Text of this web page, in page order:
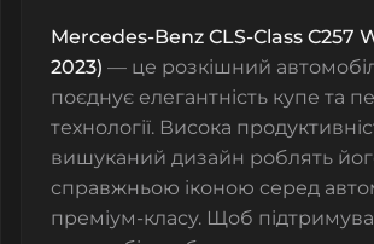
Mercedes-Benz CLS-Class C257
2023) — це розкішний
поєднує елегантність купе та
технології. Висока
вишуканий дизайн роблять
справжньою іконою серед
преміум-класу. Щоб